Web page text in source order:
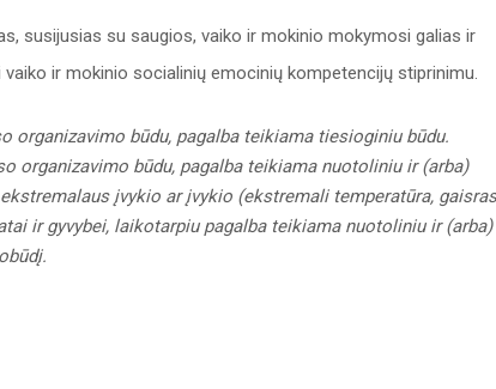
susijusias su saugios, vaiko ir mokinio mokymosi galias ir
ir mokinio socialinių emocinių kompetencijų stiprinimu.
būdu, pagalba teikiama tiesioginiu būdu.
organizavimo būdu, pagalba teikiama nuotoliniu ir (arba)
įvykio ar įvykio (ekstremali temperatūra,
ir gyvybei, laikotarpiu pagalba teikiama nuotoliniu ir (arba)